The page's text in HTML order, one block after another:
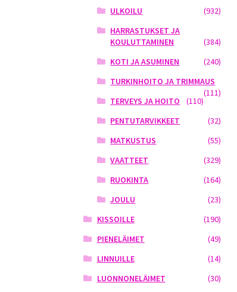
ULKOILU
(932)
HARRASTUKSET JA
KOULUTTAMINEN
(384)
KOTI JA ASUMINEN
(240)
TURKINHOITO JA TRIMMAUS
(111)
TERVEYS JA HOITO
(110)
PENTUTARVIKKEET
(32)
MATKUSTUS
(55)
VAATTEET
(329)
RUOKINTA
(164)
JOULU
(23)
KISSOILLE
(190)
PIENELÄIMET
(49)
LINNUILLE
(14)
LUONNONELÄIMET
(30)